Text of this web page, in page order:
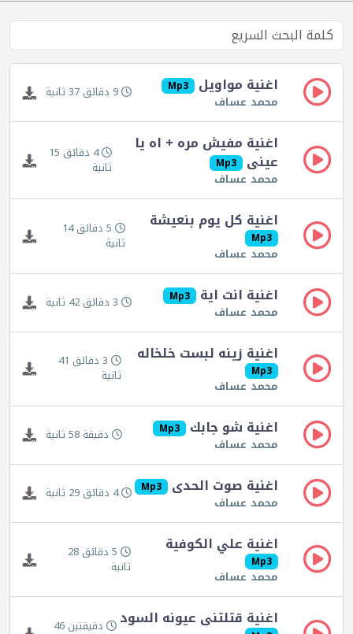
اغنية مواويل Mp3
محمد عساف 9 دقائق 37 ثانية
اغنية مفيش مره + اه يا
عينى Mp3
محمد عساف
4 دقائق 15
ثانية
اغنية كل يوم بنعيشة
Mp3
محمد عساف
5 دقائق 14
ثانية
اغنية انت اية Mp3
محمد عساف 3 دقائق 42 ثانية
اغنية زينه لبست خلخاله
Mp3
محمد عساف
3 دقائق 41
ثانية
اغنية شو جابك Mp3
محمد عساف دقيقة 58 ثانية
اغنية صوت الحدى Mp3
محمد عساف 4 دقائق 29 ثانية
اغنية علي الكوفية
Mp3
محمد عساف
5 دقائق 28
ثانية
اغنية قتلتنى عيونه السود دقيقتين 46